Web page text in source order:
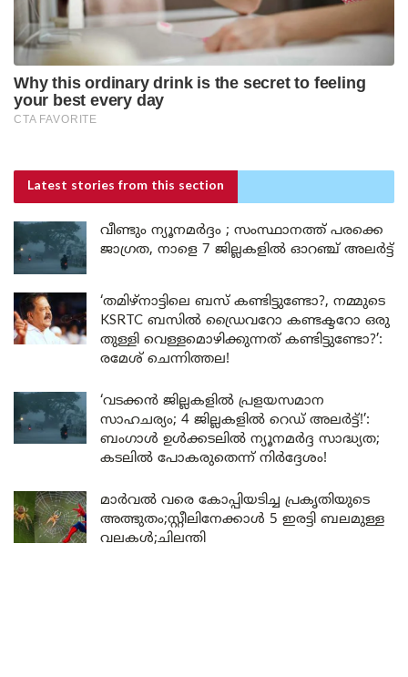
Latest stories from this section
വീണ്ടും ന്യൂനമർദ്ദം ; സംസ്ഥാനത്ത് പരക്കെ
ജാഗ്രത, നാളെ 7 ജില്ലകളിൽ ഓറഞ്ച് അലർട്ട്
‘തമിഴ്‌നാട്ടിലെ ബസ് കണ്ടിട്ടുണ്ടോ?, നമ്മുടെ
KSRTC ബസിൽ ഡ്രൈവറോ കണ്ടക്ടറോ ഒരു
തുള്ളി വെള്ളമൊഴിക്കുന്നത് കണ്ടിട്ടുണ്ടോ?’:
രമേശ് ചെന്നിത്തല!
‘വടക്കൻ ജില്ലകളിൽ പ്രളയസമാന
സാഹചര്യം; 4 ജില്ലകളിൽ റെഡ് അലർട്ട്!’:
ബംഗാൾ ഉൾക്കടലിൽ ന്യൂനമർദ്ദ സാദ്ധ്യത;
കടലിൽ പോകരുതെന്ന് നിർദ്ദേശം!
മാർവൽ വരെ കോപ്പിയടിച്ച പ്രകൃതിയുടെ
അത്ഭുതം;സ്റ്റീലിനേക്കാൾ 5 ഇരട്ടി ബലമുള്ള
വലകൾ;ചിലന്തി